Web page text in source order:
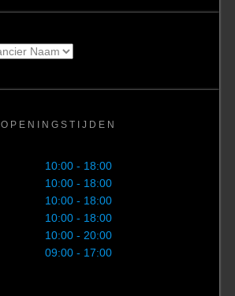
OPENINGSTIJDEN
10:00 - 18:00
10:00 - 18:00
10:00 - 18:00
10:00 - 18:00
10:00 - 20:00
09:00 - 17:00